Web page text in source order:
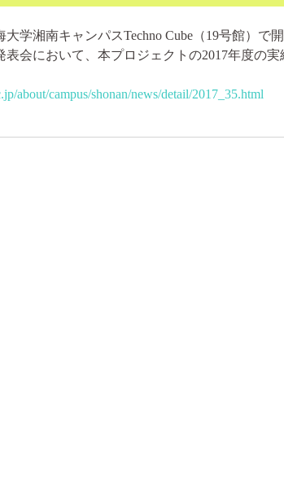
大学湘南キャンパスTechno Cube（19号館）で
表会において、本プロジェクトの2017年度の実
about/campus/shonan/news/detail/2017_35.html